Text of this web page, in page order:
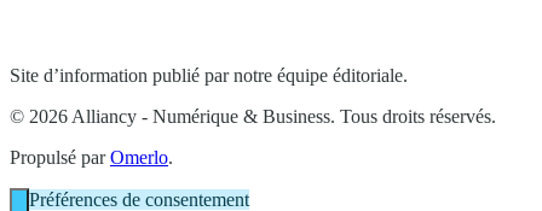
Site d’information publié par notre équipe éditoriale.
© 2026 Alliancy - Numérique & Business. Tous droits réservés.
Propulsé parOmerlo.
Préférences de consentement